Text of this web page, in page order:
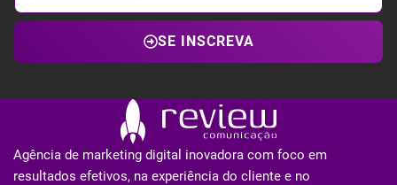
SE INSCREVA
Agência de marketing digital inovadora com foco em
resultados efetivos, na experiência do cliente e no